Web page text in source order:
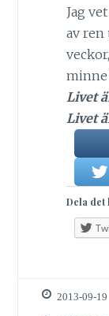
Jag
av ren
Livet
Livet
Dela det
2013-09-19